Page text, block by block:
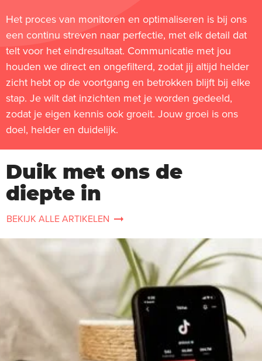
Het proces van monitoren en optimaliseren is bij ons
een continu streven naar perfectie, met elk detail dat
telt voor het eindresultaat. Communicatie met jou
houden we direct en ongefilterd, zodat jij altijd helder
zicht hebt op de voortgang en betrokken blijft bij elke
stap. Je wilt dat inzichten met je worden gedeeld,
zodat je eigen kennis ook groeit. Jouw groei is ons
doel, helder en duidelijk.
Duik met ons de
diepte in
BEKIJK ALLE ARTIKELEN